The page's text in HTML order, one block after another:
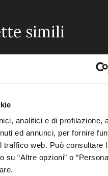
analitici e di profilazione,
ed annunci, per fornire
web. Può consultare
su “Altre opzioni” o
simili
Bologna IGP e panna al
limone